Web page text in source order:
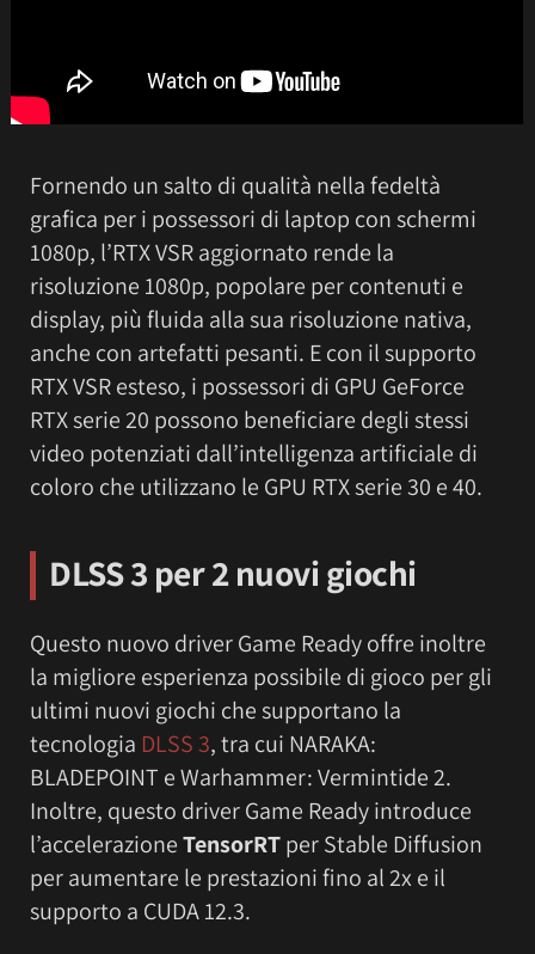
Fornendo un salto di qualità nella fedeltà
grafica per i possessori di laptop con schermi
1080p, l’RTX VSR aggiornato rende la
risoluzione 1080p, popolare per contenuti e
display, più fluida alla sua risoluzione nativa,
anche con artefatti pesanti. E con il supporto
RTX VSR esteso, i possessori di GPU GeForce
RTX serie 20 possono beneficiare degli stessi
video potenziati dall’intelligenza artificiale di
coloro che utilizzano le GPU RTX serie 30 e 40.
DLSS 3 per 2 nuovi giochi
Questo nuovo driver Game Ready offre inoltre
la migliore esperienza possibile di gioco per gli
ultimi nuovi giochi che supportano la
tecnologia DLSS 3, tra cui NARAKA:
BLADEPOINT e Warhammer: Vermintide 2.
Inoltre, questo driver Game Ready introduce
l’accelerazioneTensorRTper Stable Diffusion
per aumentare le prestazioni fino al 2x e il
supporto a CUDA 12.3.